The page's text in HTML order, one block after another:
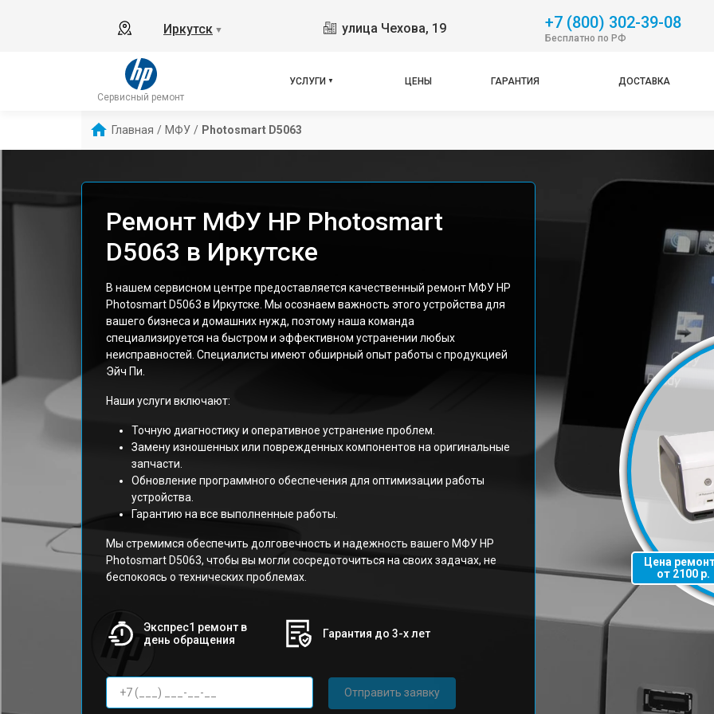
Иркутск ▼ улица Чехова, 19 +7 (800) 302-39-08
Бесплатно по РФ
Сервисный ремонт
УСЛУГИ ЦЕНЫ ГАРАНТИЯ ДОСТАВКА
Главная / МФУ / Photosmart D5063
Ремонт МФУ HP Photosmart
D5063 в Иркутске
В нашем сервисном центре предоставляется качественный ремонт МФУ HP
Photosmart D5063 в Иркутске. Мы осознаем важность этого устройства для
вашего бизнеса и домашних нужд, поэтому наша команда
специализируется на быстром и эффективном устранении любых
неисправностей. Специалисты имеют обширный опыт работы с продукцией
Эйч Пи.
Наши услуги включают:
Точную диагностику и оперативное устранение проблем.
Замену изношенных или поврежденных компонентов на оригинальные
запчасти.
Обновление программного обеспечения для оптимизации работы
устройства.
Гарантию на все выполненные работы.
Мы стремимся обеспечить долговечность и надежность вашего МФУ HP
Photosmart D5063, чтобы вы могли сосредоточиться на своих задачах, не
беспокоясь о технических проблемах.
Экспрес1 ремонт в
день обращения
Гарантия до 3-х лет
Отправить заявку
Цена
от 2100 р.